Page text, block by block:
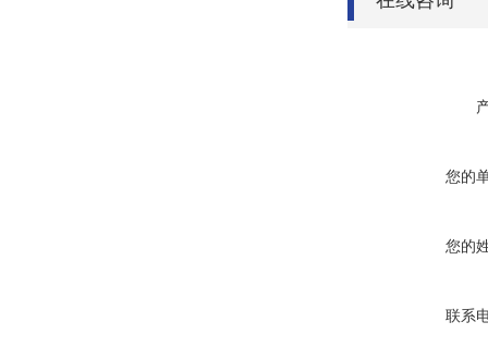
您的
您的
联系